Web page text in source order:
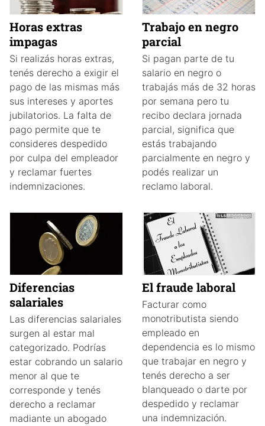
Horas extras
impagas
Si realizás horas extras,
tenés derecho a exigir el
pago de las mismas más
sus intereses y aportes
jubilatorios. La falta de
pago permite que te
consideres despedido
por culpa del empleador
y reclamar fuertes
indemnizaciones.
Trabajo en negro
parcial
Si pagan parte de tu
salario en negro o
trabajás más de 32 horas
por semana pero tu
recibo declara jornada
parcial, significa que
estás trabajando
parcialmente en negro y
podés realizar un
reclamo laboral.
Diferencias
salariales
Las diferencias salariales
surgen al estar mal
categorizado. Podrías
estar cobrando un salario
menor al que te
corresponde y tenés
derecho a reclamar
madiante un abogado
El fraude laboral
Facturar como
monotributista siendo
empleado en
dependencia es lo mismo
que trabajar en negro y
tenés derecho a ser
blanqueado o darte por
despedido y reclamar
una indemnización.